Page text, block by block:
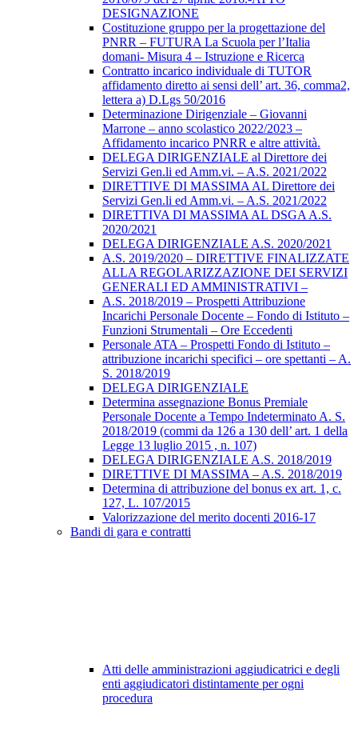
DESIGNAZIONE
Costituzione gruppo per la progettazione del
PNRR – FUTURA La Scuola per l’Italia
domani- Misura 4 – Istruzione e Ricerca
Contratto incarico individuale di TUTOR
affidamento diretto ai sensi dell’ art. 36, comma2,
lettera a) D.Lgs 50/2016
Determinazione Dirigenziale – Giovanni
Marrone – anno scolastico 2022/2023 –
Affidamento incarico PNRR e altre attività.
DELEGA DIRIGENZIALE al Direttore dei
Servizi Gen.li ed Amm.vi. – A.S. 2021/2022
DIRETTIVE DI MASSIMA AL Direttore dei
Servizi Gen.li ed Amm.vi. – A.S. 2021/2022
DIRETTIVA DI MASSIMA AL DSGA A.S.
2020/2021
DELEGA DIRIGENZIALE A.S. 2020/2021
A.S. 2019/2020 – DIRETTIVE FINALIZZATE
ALLA REGOLARIZZAZIONE DEI SERVIZI
GENERALI ED AMMINISTRATIVI –
A.S. 2018/2019 – Prospetti Attribuzione
Incarichi Personale Docente – Fondo di Istituto –
Funzioni Strumentali – Ore Eccedenti
Personale ATA – Prospetti Fondo di Istituto –
attribuzione incarichi specifici – ore spettanti – A.
S. 2018/2019
DELEGA DIRIGENZIALE
Determina assegnazione Bonus Premiale
Personale Docente a Tempo Indeterminato A. S.
2018/2019 (commi da 126 a 130 dell’ art. 1 della
Legge 13 luglio 2015 , n. 107)
DELEGA DIRIGENZIALE A.S. 2018/2019
DIRETTIVE DI MASSIMA – A.S. 2018/2019
Determina di attribuzione del bonus ex art. 1, c.
127, L. 107/2015
Valorizzazione del merito docenti 2016-17
Bandi di gara e contratti
Atti delle amministrazioni aggiudicatrici e degli
enti aggiudicatori distintamente per ogni
procedura